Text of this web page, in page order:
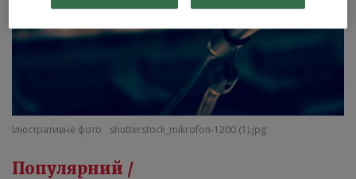
Ілюстративне фото shutterstock_mikrofon-1200 (1).jpg
Популярний /